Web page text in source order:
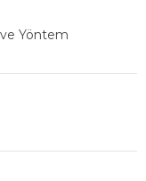
Yöntem